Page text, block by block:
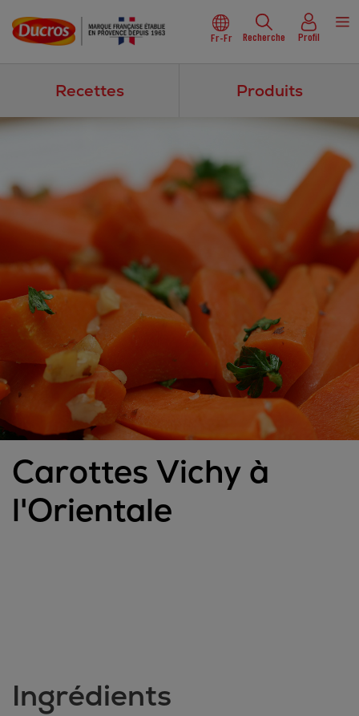
Fr-Fr Recherche Profil
Recettes Produits
Carottes Vichy à
l'Orientale
Ingrédients